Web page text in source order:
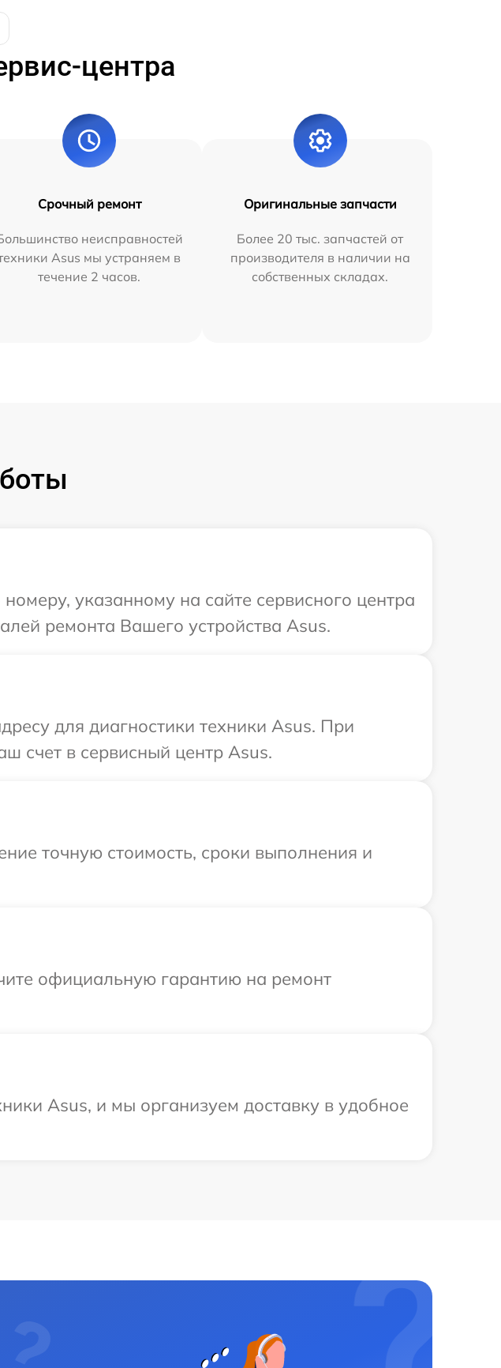
центра
Срочный ремонт
неисправностей
Asus мы устраняем в
течение 2 часов.
Оригинальные запчасти
Более 20 тыс. запчастей от
производителя в наличии на
собственных складах.
указанному на сайте сервисного центра
ремонта Вашего устройства Asus.
для диагностики техники Asus. При
счет в сервисный центр Asus.
точную стоимость, сроки выполнения и
официальную гарантию на ремонт
Asus, и мы организуем доставку в удобное